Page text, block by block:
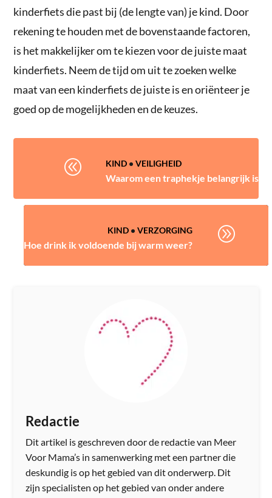
kinderfiets die past bij (de lengte van) je kind. Door
rekening te houden met de bovenstaande factoren,
is het makkelijker om te kiezen voor de juiste maat
kinderfiets. Neem de tijd om uit te zoeken welke
maat van een kinderfiets de juiste is en oriënteer je
goed op de mogelijkheden en de keuzes.
@ KIND• VEILIGHEID
Waarom een traphekje belangrijk is
KIND• VERZORGING
Hoe drink ik voldoende bij warm weer?
A
Redactie
Dit artikel is geschreven door de redactie van Meer
Voor Mama’s in samenwerking met een partner die
deskundig is op het gebied van dit onderwerp. Dit
zijn specialisten op het gebied van onder andere